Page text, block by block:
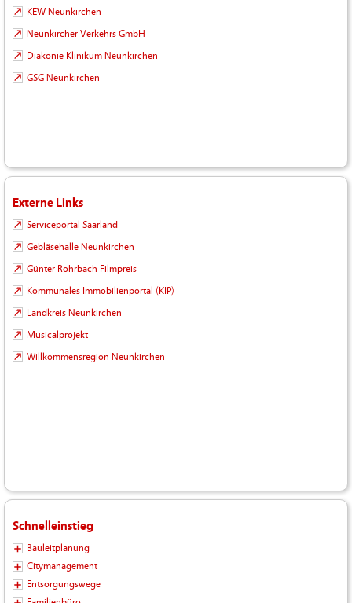
KEW Neunkirchen
Neunkircher Verkehrs GmbH
Diakonie Klinikum Neunkirchen
GSG Neunkirchen
Externe Links
Serviceportal Saarland
Gebläsehalle Neunkirchen
Günter Rohrbach Filmpreis
Kommunales Immobilienportal (KIP)
Landkreis Neunkirchen
Musicalprojekt
Willkommensregion Neunkirchen
Schnelleinstieg
Bauleitplanung
Citymanagement
Entsorgungswege